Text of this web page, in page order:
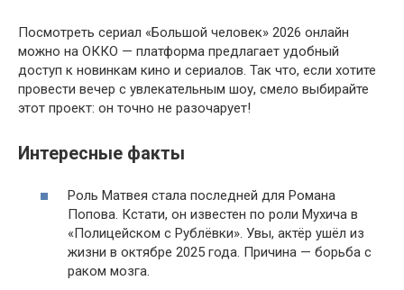
Посмотреть сериал «Большой человек» 2026 онлайн
можно на ОККО — платформа предлагает удобный
доступ к новинкам кино и сериалов. Так что, если хотите
провести вечер с увлекательным шоу, смело выбирайте
этот проект: он точно не разочарует!
Интересные факты
Роль Матвея стала последней для Романа
Попова. Кстати, он известен по роли Мухича в
«Полицейском с Рублёвки». Увы, актёр ушёл из
жизни в октябре 2025 года. Причина — борьба с
раком мозга.